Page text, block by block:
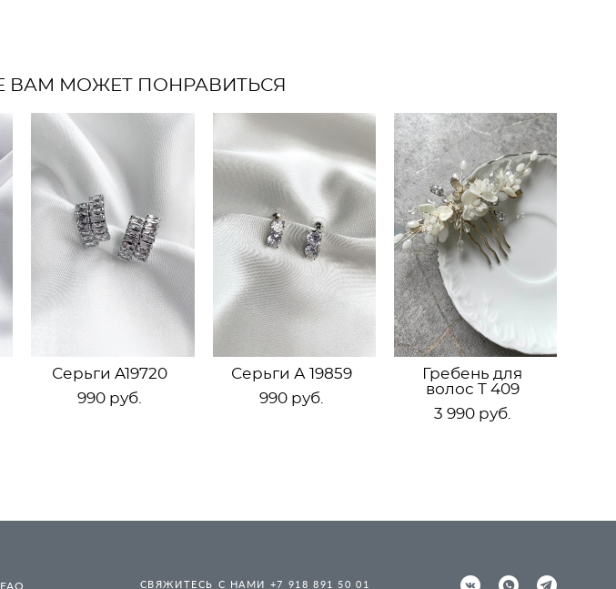
ВАМ МОЖЕТ ПОНРАВИТЬСЯ
Серьги A19720
990 pуб.
Серьги А 19859
990 pуб.
Гребень для
волос Т 409
3 990 pуб.
FAQ СВЯЖИТЕСЬ С НАМИ +7 918 891 50 01